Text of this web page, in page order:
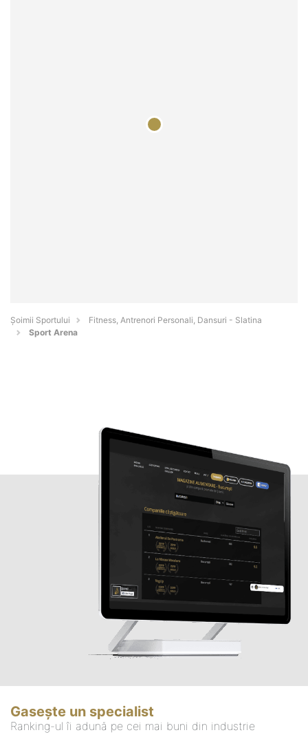
Șoimii Sportului
Fitness, Antrenori Personali, Dansuri - Slatina
Sport Arena
Gasește un specialist
Ranking-ul îi adună pe cei mai buni din industrie